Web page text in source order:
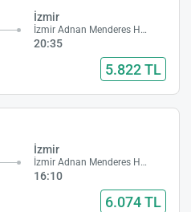
İzmir
İzmir Adnan Menderes Havalimanı
20:35
5.822 TL
İzmir
İzmir Adnan Menderes Havalimanı
16:10
6.074 TL